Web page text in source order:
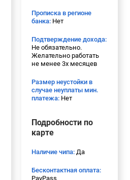
Прописка в регионе
банка: Нет
Подтверждение дохода:
Не обязательно.
Желательно работать
не менее 3х месяцев
Размер неустойки в
случае неуплаты мин.
платежа: Нет
Подробности по
карте
Наличие чипа: Да
Бесконтактная оплата:
PayPass